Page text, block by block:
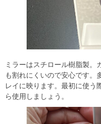
ミラーはスチロール樹脂製。
も割れにくいので安心です。
レイに映ります。最初に使う
ら使用しましょう。